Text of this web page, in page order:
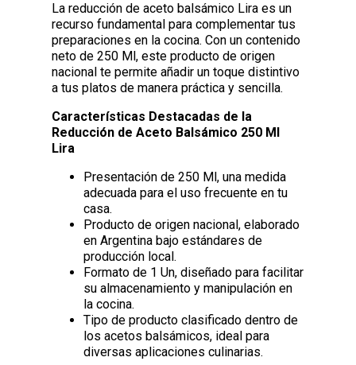
La reducción de aceto balsámico Lira es un
recurso fundamental para complementar tus
preparaciones en la cocina. Con un contenido
neto de 250 Ml, este producto de origen
nacional te permite añadir un toque distintivo
a tus platos de manera práctica y sencilla.
Características Destacadas de la
Reducción de Aceto Balsámico 250 Ml
Lira
Presentación de 250 Ml, una medida
adecuada para el uso frecuente en tu
casa.
Producto de origen nacional, elaborado
en Argentina bajo estándares de
producción local.
Formato de 1 Un, diseñado para facilitar
su almacenamiento y manipulación en
la cocina.
Tipo de producto clasificado dentro de
los acetos balsámicos, ideal para
diversas aplicaciones culinarias.